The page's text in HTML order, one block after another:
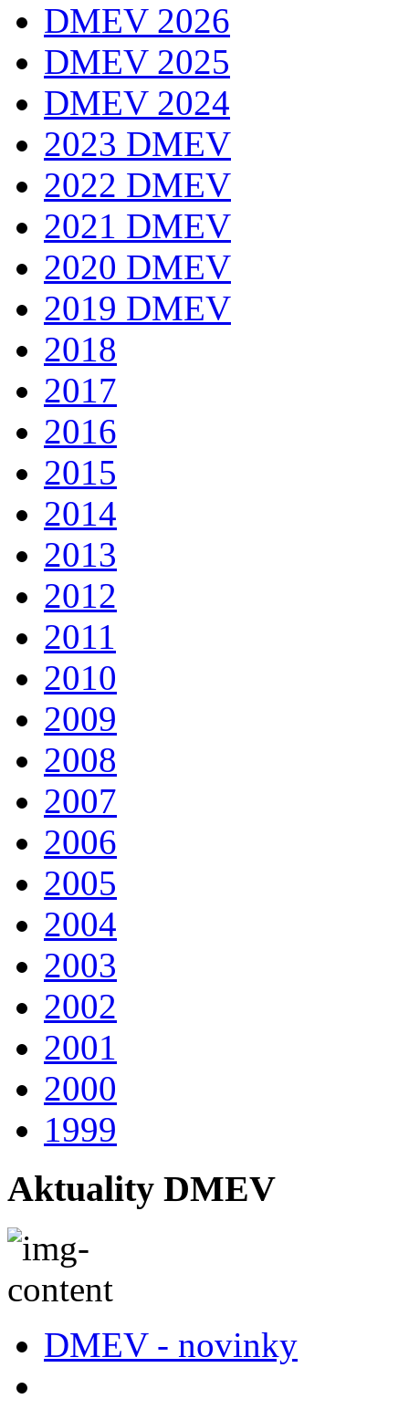
DMEV 2026
DMEV 2025
DMEV 2024
2023 DMEV
2022 DMEV
2021 DMEV
2020 DMEV
2019 DMEV
2018
2017
2016
2015
2014
2013
2012
2011
2010
2009
2008
2007
2006
2005
2004
2003
2002
2001
2000
1999
Aktuality DMEV
DMEV - novinky